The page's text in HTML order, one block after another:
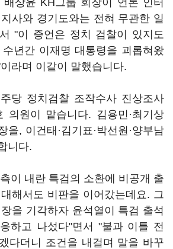
상윤 KH그룹 회장이 언론 인터
사와 경기도와는 전혀 무관한 일
"이 증언은 정치 검찰이 있지도
년간 이재명 대통령을 괴롭혀왔
라며 이같이 말했습니다.
당 정치검찰 조작수사 진상조사
의원이 맡습니다. 김용민·최기상
을, 이건태·김기표·박선원·양부남
니다.
이 내란 특검의 소환에 비공개 출
해서도 비판을 이어갔는데요. 그
을 기각하자 윤석열이 특검 출석
하고 나섰다"면서 "불과 이틀 전
다더니 조건을 내걸며 말을 바꾸